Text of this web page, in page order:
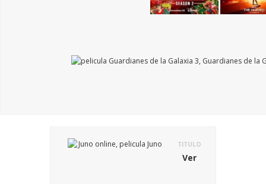
TITULO
Ver